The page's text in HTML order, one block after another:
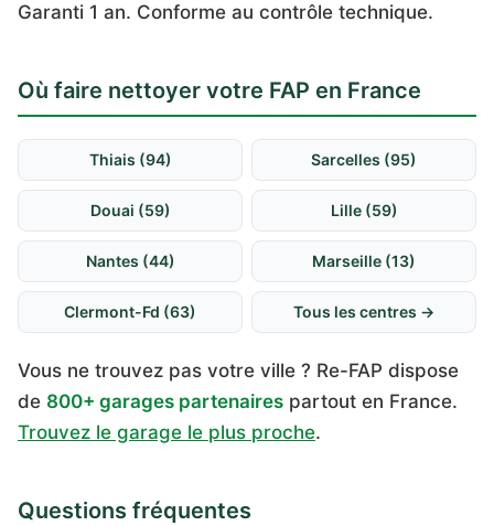
Garanti 1 an. Conforme au contrôle technique.
Où faire nettoyer votre FAP en France
Thiais (94) Sarcelles (95)
Douai (59) Lille (59)
Nantes (44) Marseille (13)
Clermont-Fd (63) Tous les centres →
Vous ne trouvez pas votre ville ? Re-FAP dispose
de 800+ garages partenaires partout en France.
Trouvez le garage le plus proche.
Questions fréquentes